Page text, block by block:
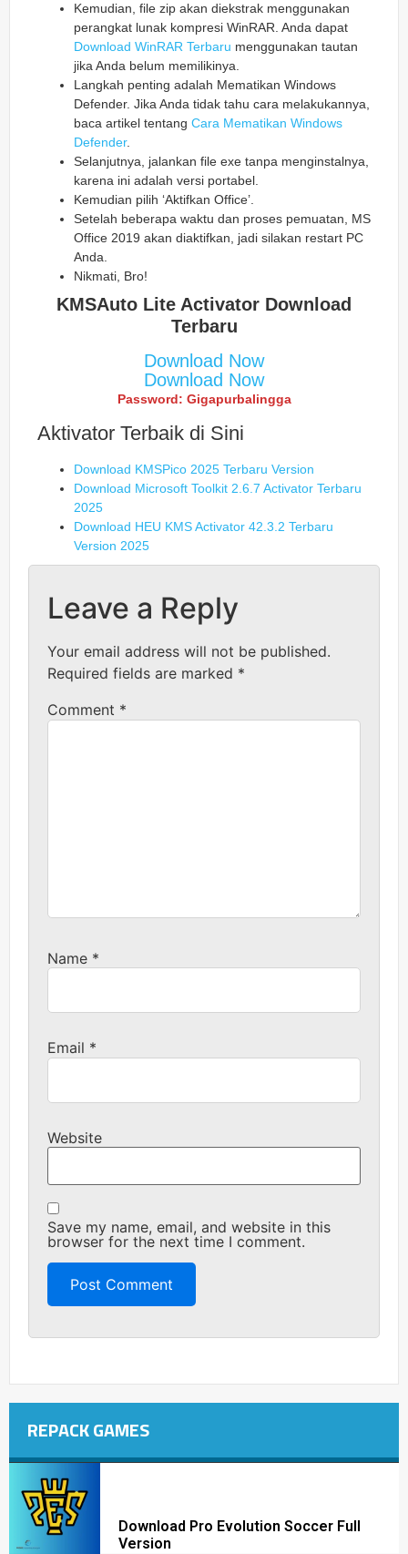
Kemudian, file zip akan diekstrak menggunakan
perangkat lunak kompresi WinRAR. Anda dapat
Download WinRAR Terbaru menggunakan tautan
jika Anda belum memilikinya.
Langkah penting adalah Mematikan Windows
Defender. Jika Anda tidak tahu cara melakukannya,
baca artikel tentang Cara Mematikan Windows
Defender.
Selanjutnya, jalankan file exe tanpa menginstalnya,
karena ini adalah versi portabel.
Kemudian pilih ‘Aktifkan Office’.
Setelah beberapa waktu dan proses pemuatan, MS
Office 2019 akan diaktifkan, jadi silakan restart PC
Anda.
Nikmati, Bro!
KMSAuto Lite Activator Download
Terbaru
Download Now
Download Now
Password: Gigapurbalingga
Aktivator Terbaik di Sini
Download KMSPico 2025 Terbaru Version
Download Microsoft Toolkit 2.6.7 Activator Terbaru
2025
Download HEU KMS Activator 42.3.2 Terbaru
Version 2025
Leave a Reply
Your email address will not be published.
Required fields are marked *
Comment *
Name *
Email *
Website
Save my name, email, and website in this
browser for the next time I comment.
REPACK GAMES
Download Pro Evolution Soccer Full
Version